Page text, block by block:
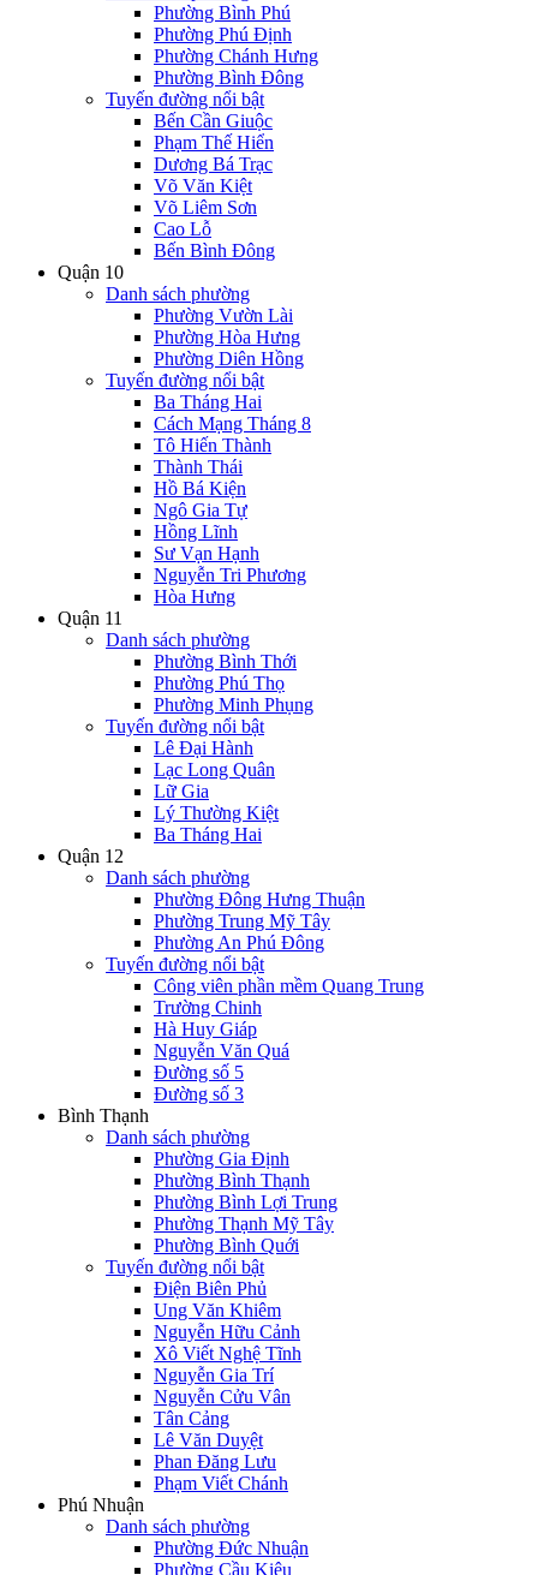
Phường Bình Phú
Phường Phú Định
Phường Chánh Hưng
Phường Bình Đông
Tuyến đường nổi bật
Bến Cần Giuộc
Phạm Thế Hiển
Dương Bá Trạc
Võ Văn Kiệt
Võ Liêm Sơn
Cao Lỗ
Bến Bình Đông
Quận 10
Danh sách phường
Phường Vườn Lài
Phường Hòa Hưng
Phường Diên Hồng
Tuyến đường nổi bật
Ba Tháng Hai
Cách Mạng Tháng 8
Tô Hiến Thành
Thành Thái
Hồ Bá Kiện
Ngô Gia Tự
Hồng Lĩnh
Sư Vạn Hạnh
Nguyễn Tri Phương
Hòa Hưng
Quận 11
Danh sách phường
Phường Bình Thới
Phường Phú Thọ
Phường Minh Phụng
Tuyến đường nổi bật
Lê Đại Hành
Lạc Long Quân
Lữ Gia
Lý Thường Kiệt
Ba Tháng Hai
Quận 12
Danh sách phường
Phường Đông Hưng Thuận
Phường Trung Mỹ Tây
Phường An Phú Đông
Tuyến đường nổi bật
Công viên phần mềm Quang Trung
Trường Chinh
Hà Huy Giáp
Nguyễn Văn Quá
Đường số 5
Đường số 3
Bình Thạnh
Danh sách phường
Phường Gia Định
Phường Bình Thạnh
Phường Bình Lợi Trung
Phường Thạnh Mỹ Tây
Phường Bình Quới
Tuyến đường nổi bật
Điện Biên Phủ
Ung Văn Khiêm
Nguyễn Hữu Cảnh
Xô Viết Nghệ Tĩnh
Nguyễn Gia Trí
Nguyễn Cửu Vân
Tân Cảng
Lê Văn Duyệt
Phan Đăng Lưu
Phạm Viết Chánh
Phú Nhuận
Danh sách phường
Phường Đức Nhuận
Phường Cầu Kiệu